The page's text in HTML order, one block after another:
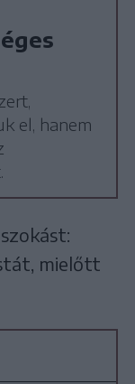
el, hanem
mielőtt